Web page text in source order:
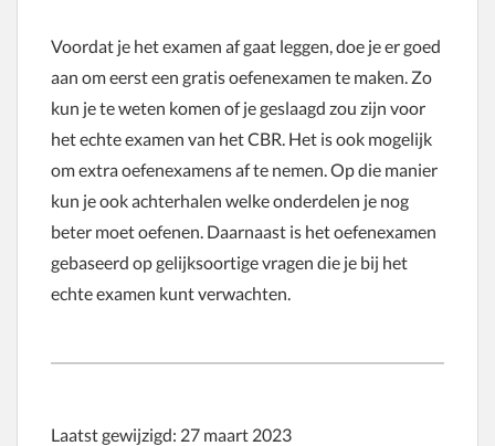
Voordat je het examen af gaat leggen, doe je er goed
aan om eerst een gratis oefenexamen te maken. Zo
kun je te weten komen of je geslaagd zou zijn voor
het echte examen van het CBR. Het is ook mogelijk
om extra oefenexamens af te nemen. Op die manier
kun je ook achterhalen welke onderdelen je nog
beter moet oefenen. Daarnaast is het oefenexamen
gebaseerd op gelijksoortige vragen die je bij het
echte examen kunt verwachten.
Laatst gewijzigd: 27 maart 2023